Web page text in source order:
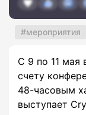
мероприятия
С 9 по 11 мая
счету
48-часовым
выступает